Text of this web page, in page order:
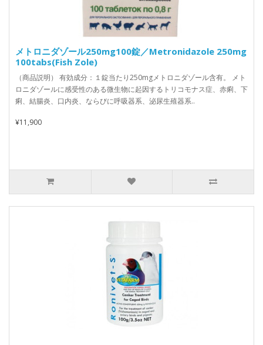
メトロニダゾール250mg100錠／Metronidazole 250mg
100tabs(Fish Zole)
（商品説明） 有効成分：１錠当たり250mgメトロニダゾール含有。 メト
ロニダゾールに感受性のある微生物に起因するトリコモナス症、赤痢、下
痢、結腸炎、口内炎、ならびに呼吸器系、泌尿生殖器系..
¥11,900